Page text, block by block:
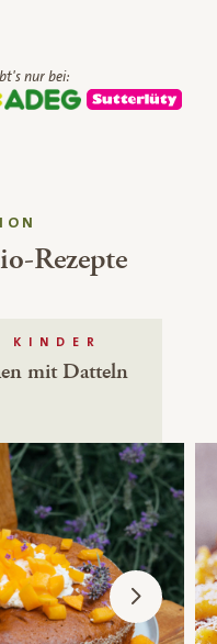
nur bei:
Rezepte
KINDER
mit Datteln